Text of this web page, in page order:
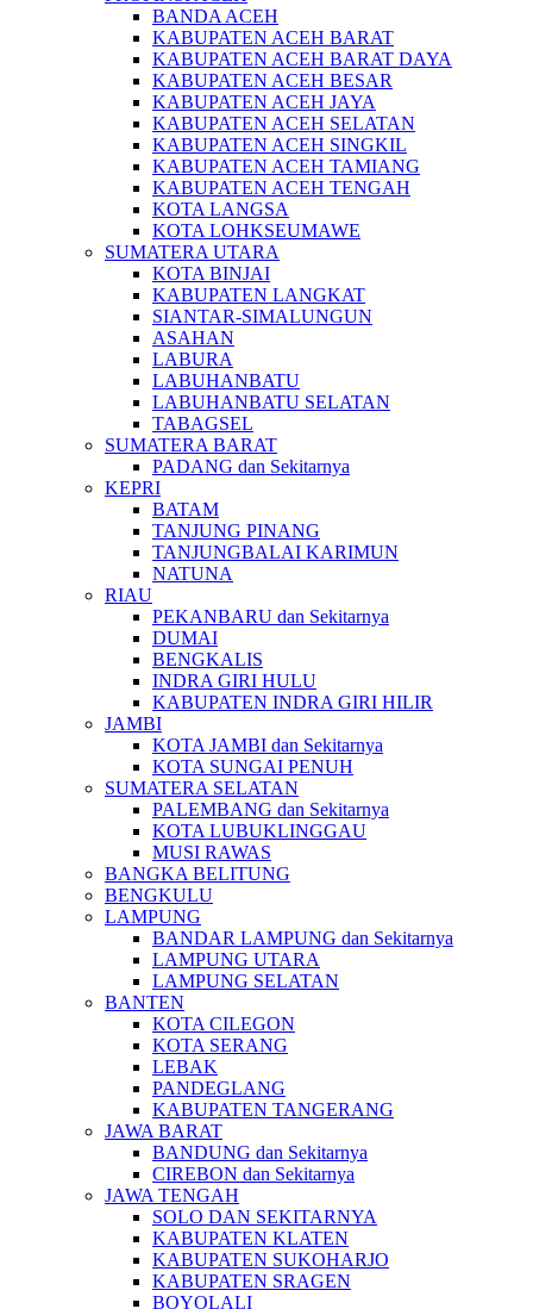
BANDA ACEH
KABUPATEN ACEH BARAT
KABUPATEN ACEH BARAT DAYA
KABUPATEN ACEH BESAR
KABUPATEN ACEH JAYA
KABUPATEN ACEH SELATAN
KABUPATEN ACEH SINGKIL
KABUPATEN ACEH TAMIANG
KABUPATEN ACEH TENGAH
KOTA LANGSA
KOTA LOHKSEUMAWE
SUMATERA UTARA
KOTA BINJAI
KABUPATEN LANGKAT
SIANTAR-SIMALUNGUN
ASAHAN
LABURA
LABUHANBATU
LABUHANBATU SELATAN
TABAGSEL
SUMATERA BARAT
PADANG dan Sekitarnya
KEPRI
BATAM
TANJUNG PINANG
TANJUNGBALAI KARIMUN
NATUNA
RIAU
PEKANBARU dan Sekitarnya
DUMAI
BENGKALIS
INDRA GIRI HULU
KABUPATEN INDRA GIRI HILIR
JAMBI
KOTA JAMBI dan Sekitarnya
KOTA SUNGAI PENUH
SUMATERA SELATAN
PALEMBANG dan Sekitarnya
KOTA LUBUKLINGGAU
MUSI RAWAS
BANGKA BELITUNG
BENGKULU
LAMPUNG
BANDAR LAMPUNG dan Sekitarnya
LAMPUNG UTARA
LAMPUNG SELATAN
BANTEN
KOTA CILEGON
KOTA SERANG
LEBAK
PANDEGLANG
KABUPATEN TANGERANG
JAWA BARAT
BANDUNG dan Sekitarnya
CIREBON dan Sekitarnya
JAWA TENGAH
SOLO DAN SEKITARNYA
KABUPATEN KLATEN
KABUPATEN SUKOHARJO
KABUPATEN SRAGEN
BOYOLALI